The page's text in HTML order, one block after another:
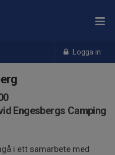
Logga in
Engesbergs Camping
i ett samarbete med